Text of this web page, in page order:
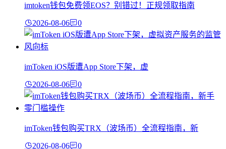
imtoken钱包免费领EOS？别错过！正规领取指南
2026-08-06 0
imToken iOS版遭App Store下架，虚
2026-08-06 0
imToken钱包购买TRX（波场币）全流程指南，新
2026-08-06 0